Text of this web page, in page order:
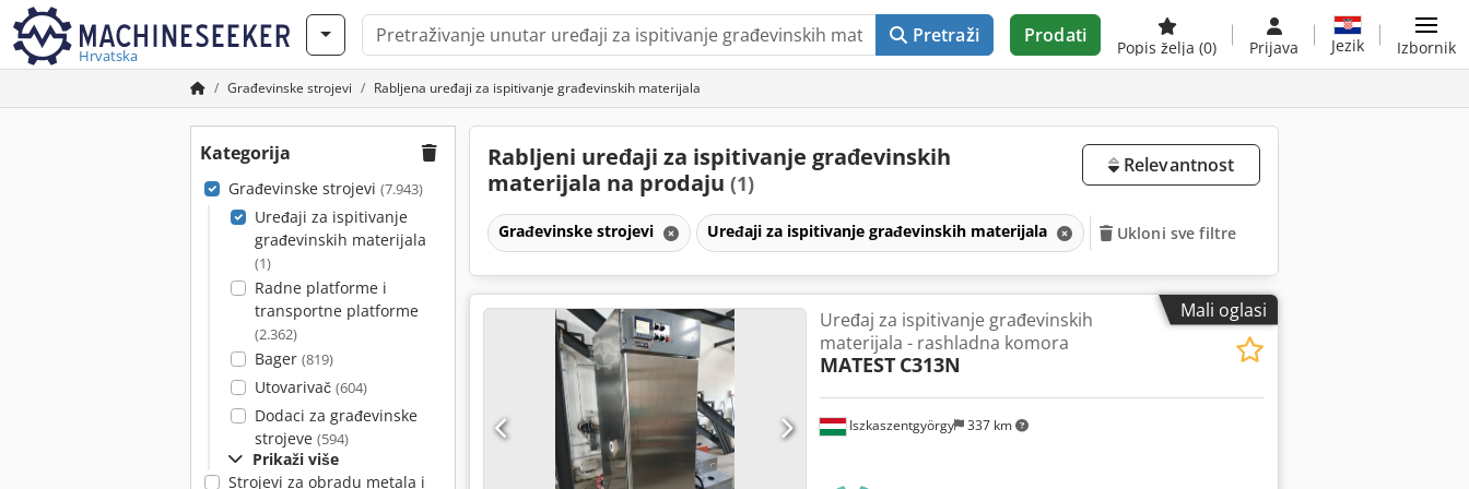
Hrvatska
Pretraži Prodati
Popis želja (0) Prijava Jezik Izbornik
Građevinske strojevi Rabljena uređaji za ispitivanje građevinskih materijala
Kategorija
Građevinske strojevi (7.943)
Uređaji za ispitivanje
građevinskih materijala
(1)
Radne platforme i
transportne platforme
(2.362)
Bager (819)
Utovarivač (604)
Dodaci za građevinske
strojeve (594)
Prikaži više
Strojevi za obradu metala i
Rabljeni uređaji za ispitivanje građevinskih
materijala na prodaju (1)
Relevantnost
Građevinske strojevi Uređaji za ispitivanje građevinskih materijala Ukloni sve filtre
Mali oglasi
Iszkaszentgyörgy 337 km
Uređaj za ispitivanje građevinskih
materijala - rashladna komora
MATEST C313N